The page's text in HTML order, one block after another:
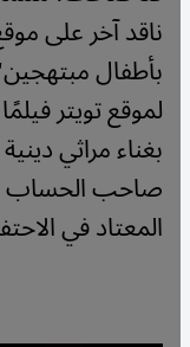
ناقد آخر على
بأطفال
لموقع تويتر
بغناء مراثي
صاحب الحساب
المعتاد في